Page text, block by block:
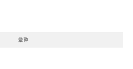
彙整